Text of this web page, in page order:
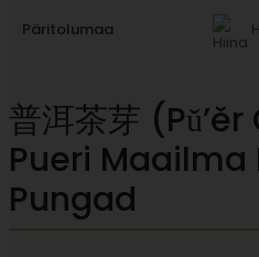
Päritolumaa
普洱茶芽
Pueri Maailma
Pungad